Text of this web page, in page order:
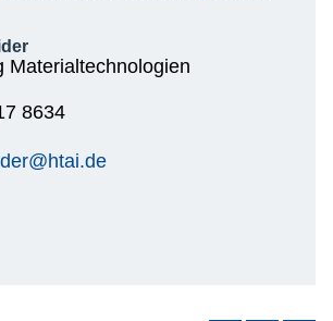
Materialtechnologien
8634